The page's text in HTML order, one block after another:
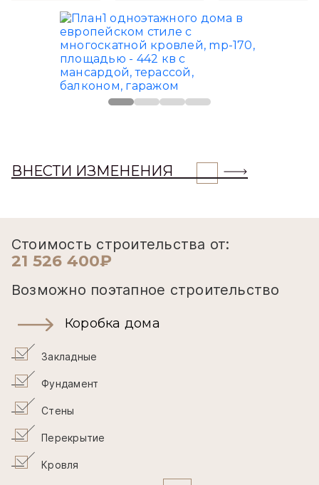
ВНЕСТИ ИЗМЕНЕНИЯ
Стоимость строительства от:
21 526 400₽
Возможно поэтапное строительство
Коробка дома
Закладные
Фундамент
Стены
Перекрытие
Кровля